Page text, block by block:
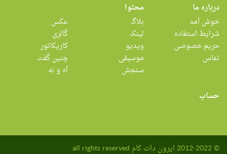
درباره ما
خوش آمد
شرایط استفاده
حریم خصوصی
تماس
محتوا
بلاگ
لینک
ویدیو
موسیقی
سنجش
عکس
گالری
کاریکاتور
چنین گفت
اَه و بَه
حساب
© 2012-2022 ایرون دات کام all rights reserved